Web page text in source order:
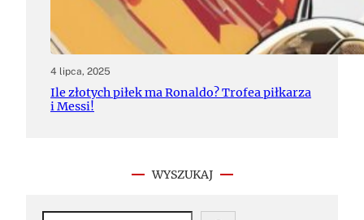
4 lipca, 2025
Ile złotych piłek ma Ronaldo? Trofea piłkarza
i Messi!
WYSZUKAJ
S